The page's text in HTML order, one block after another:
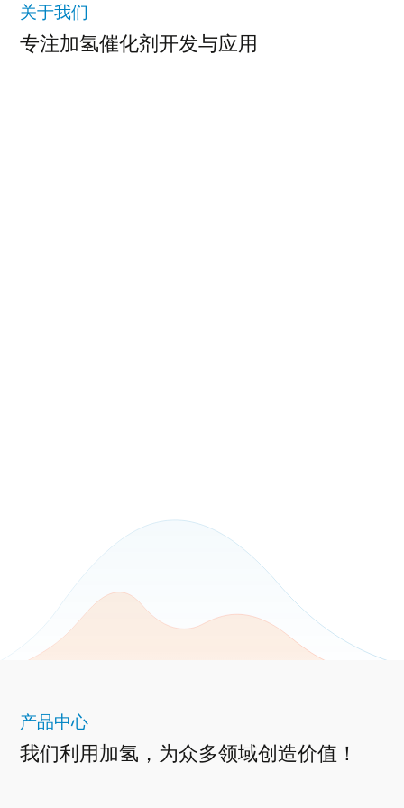
关于我们
专注加氢催化剂开发与应用
产品中心
我们利用加氢，为众多领域创造价值！